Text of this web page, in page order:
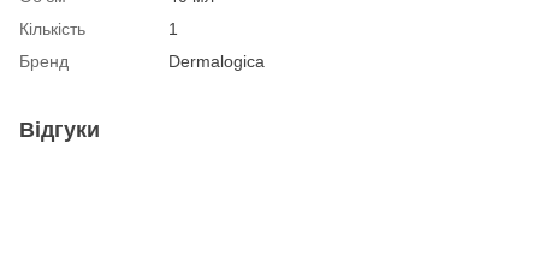
Кількість
1
Бренд
Dermalogica
Відгуки